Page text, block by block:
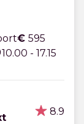
€ 595
10.00 - 17.15
8.9